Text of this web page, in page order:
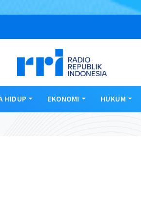
HIDUP EKONOMI HUKUM